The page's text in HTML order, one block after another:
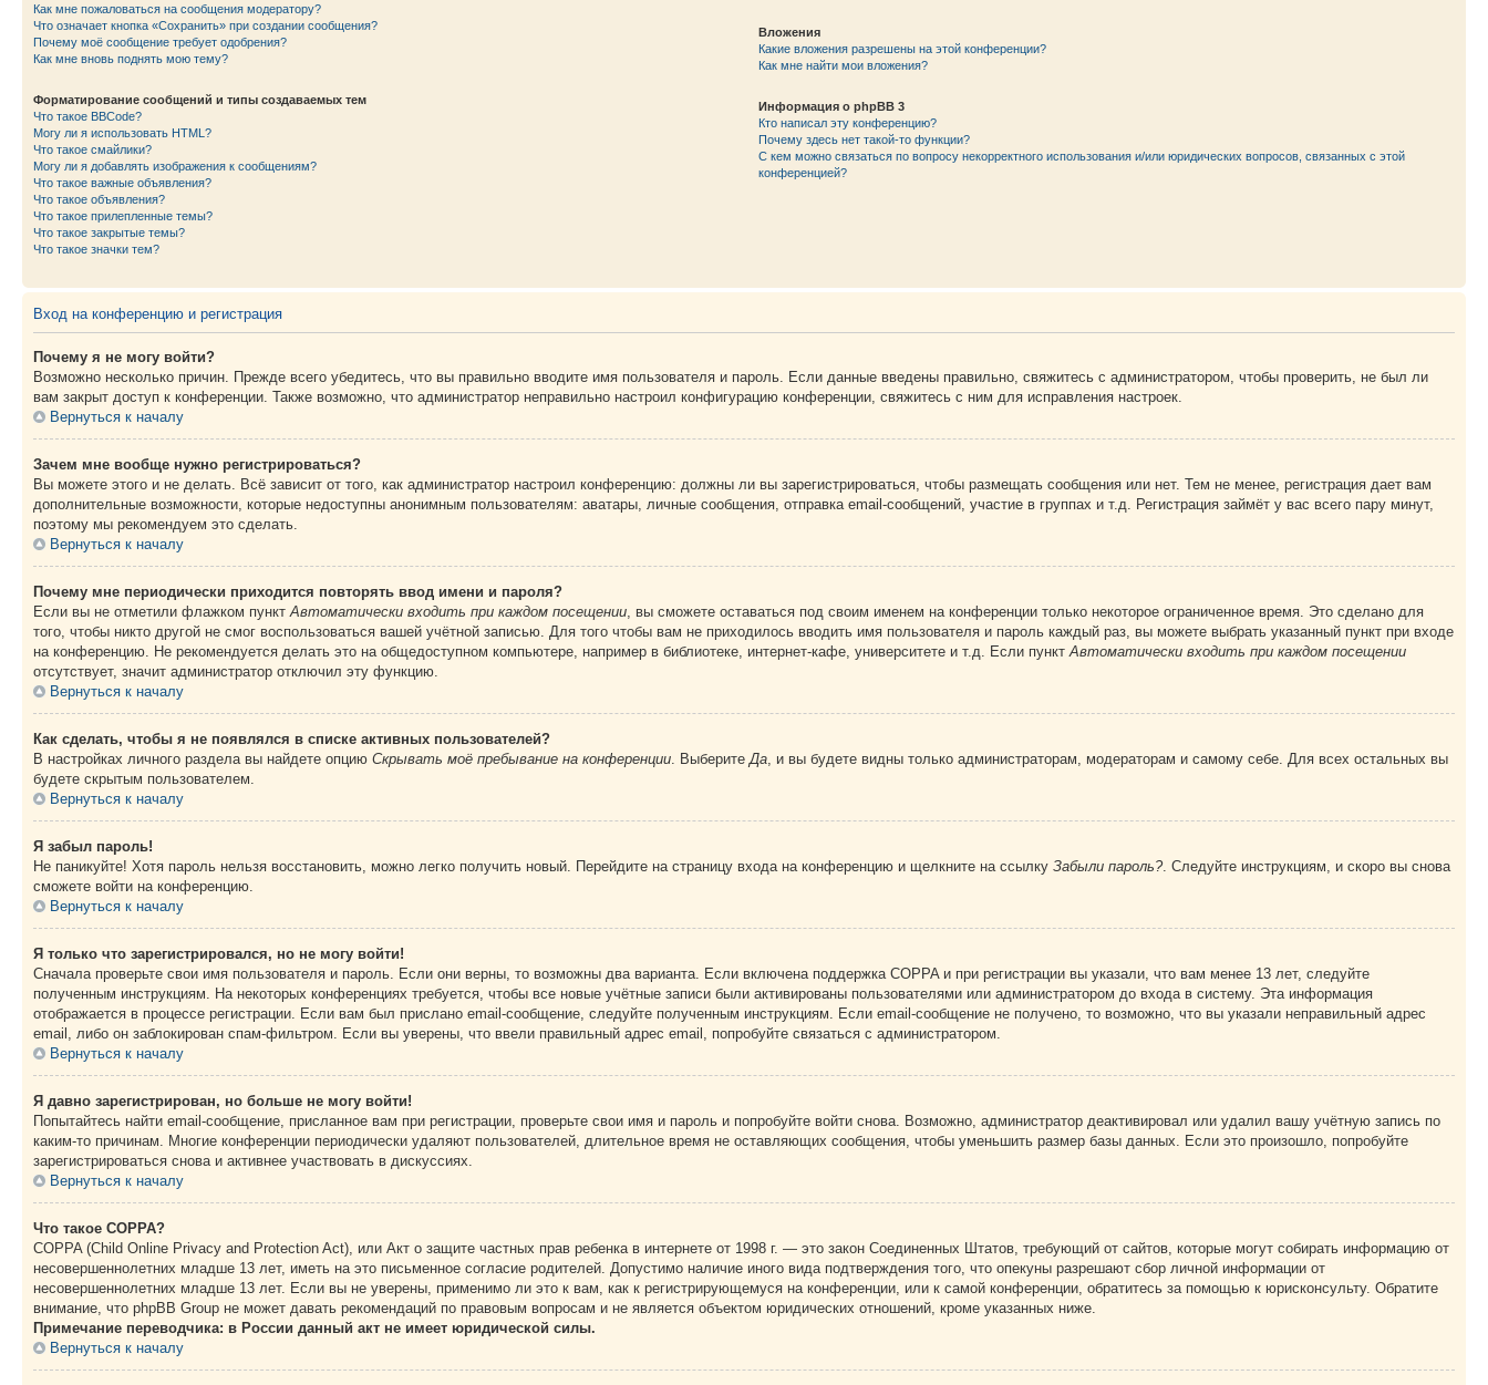
Как мне пожаловаться на сообщения модератору?
Что означает кнопка «Сохранить» при создании сообщения?
Почему моё сообщение требует одобрения?
Как мне вновь поднять мою тему?
Форматирование сообщений и типы создаваемых тем
Что такое BBCode?
Могу ли я использовать HTML?
Что такое смайлики?
Могу ли я добавлять изображения к сообщениям?
Что такое важные объявления?
Что такое объявления?
Что такое прилепленные темы?
Что такое закрытые темы?
Что такое значки тем?
Вложения
Какие вложения разрешены на этой конференции?
Как мне найти мои вложения?
Информация о phpBB 3
Кто написал эту конференцию?
Почему здесь нет такой-то функции?
С кем можно связаться по вопросу некорректного использования и/или юридических вопросов, связанных с этой
конференцией?
Вход на конференцию и регистрация
Почему я не могу войти?
Возможно несколько причин. Прежде всего убедитесь, что вы правильно вводите имя пользователя и пароль. Если данные введены правильно, свяжитесь с администратором, чтобы проверить, не был ли
вам закрыт доступ к конференции. Также возможно, что администратор неправильно настроил конфигурацию конференции, свяжитесь с ним для исправления настроек.
Вернуться к началу
Зачем мне вообще нужно регистрироваться?
Вы можете этого и не делать. Всё зависит от того, как администратор настроил конференцию: должны ли вы зарегистрироваться, чтобы размещать сообщения или нет. Тем не менее, регистрация дает вам
дополнительные возможности, которые недоступны анонимным пользователям: аватары, личные сообщения, отправка email-сообщений, участие в группах и т.д. Регистрация займёт у вас всего пару минут,
поэтому мы рекомендуем это сделать.
Вернуться к началу
Почему мне периодически приходится повторять ввод имени и пароля?
Если вы не отметили флажком пункт Автоматически входить при каждом посещении , вы сможете оставаться под своим именем на конференции только некоторое ограниченное время. Это сделано для
того, чтобы никто другой не смог воспользоваться вашей учётной записью. Для того чтобы вам не приходилось вводить имя пользователя и пароль каждый раз, вы можете выбрать указанный пункт при входе
на конференцию. Не рекомендуется делать это на общедоступном компьютере, например в библиотеке, интернет-кафе, университете и т.д. Если пункт Автоматически входить при каждом посещении
отсутствует, значит администратор отключил эту функцию.
Вернуться к началу
Как сделать, чтобы я не появлялся в списке активных пользователей?
В настройках личного раздела вы найдете опцию Скрывать моё пребывание на конференции . Выберите Да , и вы будете видны только администраторам, модераторам и самому себе. Для всех остальных вы
будете скрытым пользователем.
Вернуться к началу
Я забыл пароль!
Не паникуйте! Хотя пароль нельзя восстановить, можно легко получить новый. Перейдите на страницу входа на конференцию и щелкните на ссылку Забыли пароль?. Следуйте инструкциям, и скоро вы снова
сможете войти на конференцию.
Вернуться к началу
Я только что зарегистрировался, но не могу войти!
Сначала проверьте свои имя пользователя и пароль. Если они верны, то возможны два варианта. Если включена поддержка COPPA и при регистрации вы указали, что вам менее 13 лет, следуйте
полученным инструкциям. На некоторых конференциях требуется, чтобы все новые учётные записи были активированы пользователями или администратором до входа в систему. Эта информация
отображается в процессе регистрации. Если вам был прислано email-сообщение, следуйте полученным инструкциям. Если email-сообщение не получено, то возможно, что вы указали неправильный адрес
email, либо он заблокирован спам-фильтром. Если вы уверены, что ввели правильный адрес email, попробуйте связаться с администратором.
Вернуться к началу
Я давно зарегистрирован, но больше не могу войти!
Попытайтесь найти email-сообщение, присланное вам при регистрации, проверьте свои имя и пароль и попробуйте войти снова. Возможно, администратор деактивировал или удалил вашу учётную запись по
каким-то причинам. Многие конференции периодически удаляют пользователей, длительное время не оставляющих сообщения, чтобы уменьшить размер базы данных. Если это произошло, попробуйте
зарегистрироваться снова и активнее участвовать в дискуссиях.
Вернуться к началу
Что такое COPPA?
COPPA (Child Online Privacy and Protection Act), или Акт о защите частных прав ребенка в интернете от 1998 г. — это закон Соединенных Штатов, требующий от сайтов, которые могут собирать информацию от
несовершеннолетних младше 13 лет, иметь на это письменное согласие родителей. Допустимо наличие иного вида подтверждения того, что опекуны разрешают сбор личной информации от
несовершеннолетних младше 13 лет. Если вы не уверены, применимо ли это к вам, как к регистрирующемуся на конференции, или к самой конференции, обратитесь за помощью к юрисконсульту. Обратите
внимание, что phpBB Group не может давать рекомендаций по правовым вопросам и не является объектом юридических отношений, кроме указанных ниже.
Примечание переводчика: в России данный акт не имеет юридической силы.
Вернуться к началу